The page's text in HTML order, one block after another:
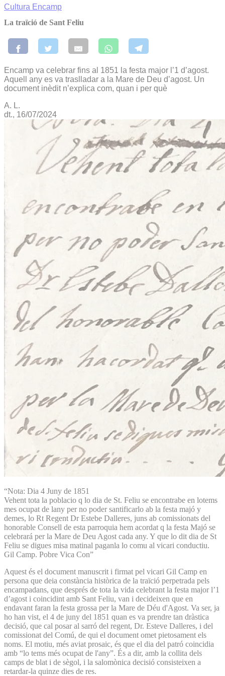
Cultura Encamp
La traïció de Sant Feliu
Encamp va celebrar fins al 1851 la festa major l’1 d’agost.
Aquell any es va traslladar a la Mare de Deu d’agost. Un
document inèdit n’explica com, quan i per què
A. L.
dt., 16/07/2024
“Nota: Dia 4 Juny de 1851
Vehent tota la poblacio q lo dia de St. Feliu se encontrabe en lotems
mes ocupat de lany per no poder santificarlo ab la festa majó y
demes, lo Rt Regent Dr Estebe Dalleres, juns ab comissionats del
honorable Consell de esta parroquia hem acordat q la festa Majó se
celebrará per la Mare de Deu Agost cada any. Y que lo dit dia de St
Feliu se digues misa matinal paganla lo comu al vicari conductiu.
Gil Camp. Pobre Vica Con”
Aquest és el document manuscrit i firmat pel vicari Gil Camp en
persona que deia constància històrica de la traïció perpetrada pels
encampadans, que després de tota la vida celebrant la festa major l’1
d’agost i coincidint amb Sant Feliu, van i decideixen que en
endavant faran la festa grossa per la Mare de Déu d'Agost. Va ser, ja
ho han vist, el 4 de juny del 1851 quan es va prendre tan dràstica
decisió, que cal posar al sarró del regent, Dr. Esteve Dalleres, i del
comissionat del Comú, de qui el document omet pietosament els
noms. El motiu, més aviat prosaic, és que el dia del patró coincidia
amb “lo tems més ocupat de l'any”. És a dir, amb la collita dels
camps de blat i de sègol, i la salomònica decisió consisteixen a
retardar-la quinze dies de res.